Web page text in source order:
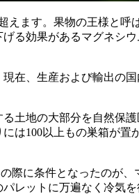
ます。果物の王様と
る効果があるマグネシ
在、生産および輸出の
地の大部分を自然保
は100以上もの巣箱が
際に条件となったのが
レットに万遍なく冷気